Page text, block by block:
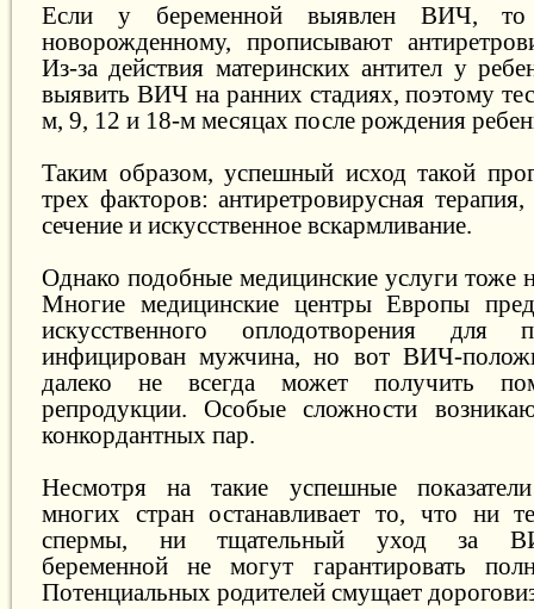
Если у беременной выявлен ВИЧ,
новорожденному, прописывают
Из-за действия материнских антител у
выявить ВИЧ на ранних стадиях, поэтому
м, 9, 12 и 18-м месяцах после рождения
Таким образом, успешный исход такой
трех факторов: антиретровирусная терапия,
сечение и искусственное вскармливание.
Однако подобные медицинские услуги тоже
Многие медицинские центры Европы
искусственного оплодотворения
инфицирован мужчина, но вот ВИЧ-
далеко не всегда может получить
репродукции. Особые сложности
конкордантных пар.
Несмотря на такие успешные показатели
многих стран останавливает то, что ни
спермы, ни тщательный уход за
беременной не могут гарантировать
Потенциальных родителей смущает